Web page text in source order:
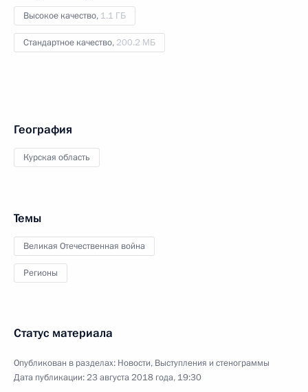
Высокое качество, 1.1 ГБ
Стандартное качество, 200.2 МБ
География
Курская область
Темы
Великая Отечественная война
Регионы
Статус материала
Опубликован в разделах: Новости, Выступления и стенограммы
Дата публикации:23 августа 2018 года, 19:30